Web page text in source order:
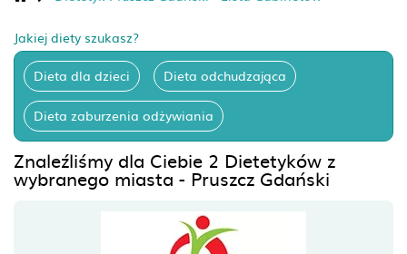
Jakiej diety szukasz?
Dieta dla dzieci Dieta odchudzająca
Dieta zaburzenia odżywiania
Znaleźliśmy dla Ciebie 2 Dietetyków z
wybranego miasta - Pruszcz Gdański